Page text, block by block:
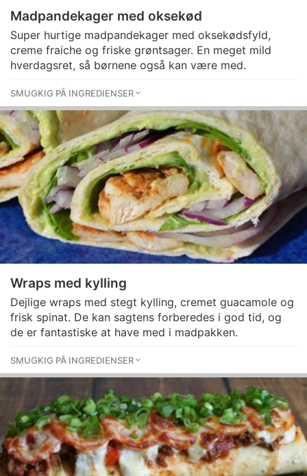
Madpandekager med oksekød
Super hurtige madpandekager med oksekødsfyld,
creme fraiche og friske grøntsager. En meget mild
hverdagsret, så børnene også kan være med.
SMUGKIG PÅ INGREDIENSER
Wraps med kylling
Dejlige wraps med stegt kylling, cremet guacamole og
frisk spinat. De kan sagtens forberedes i god tid, og
de er fantastiske at have med i madpakken.
SMUGKIG PÅ INGREDIENSER